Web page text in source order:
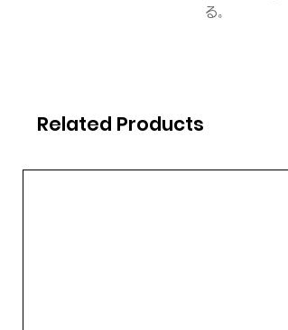
る。
Related Products